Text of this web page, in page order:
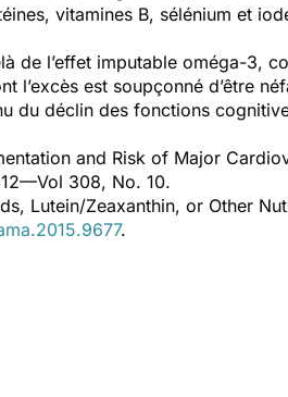
vitamines B, sélénium et
de l’effet imputable oméga-3,
l’excès est soupçonné d’être
du déclin des fonctions
and Risk of Major
308, No. 10.
Lutein/Zeaxanthin, or Other
.